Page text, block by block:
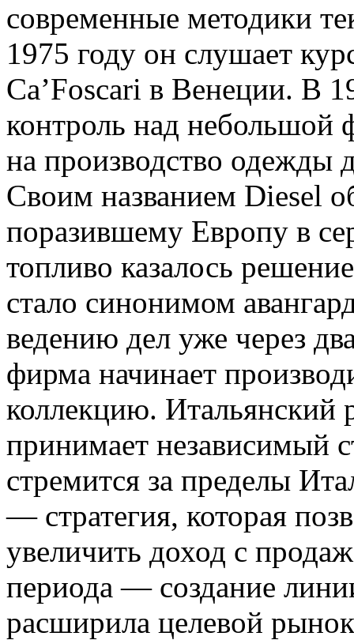
современные методики
1975 году он слушает
Ca’Foscari в Венеции. В
контроль над
на производство одежды
Своим названием Diesel
поразившему Европу в
топливо казалось
стало синонимом
ведению дел уже через
фирма начинает
коллекцию. Итальянский
принимает независимый
стремится за пределы
— стратегия, которая
увеличить доход с
периода — создание
расширила целевой